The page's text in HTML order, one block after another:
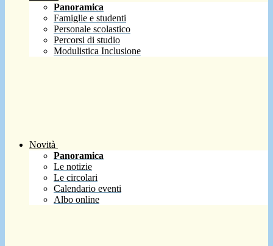
Panoramica
Famiglie e studenti
Personale scolastico
Percorsi di studio
Modulistica Inclusione
Novità
Panoramica
Le notizie
Le circolari
Calendario eventi
Albo online